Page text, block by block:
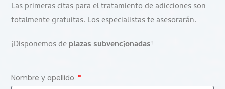
Las primeras citas para el tratamiento de adicciones son
totalmente gratuitas. Los especialistas te asesorarán.
¡Disponemos deplazas subvencionadas!
Nombre y apellido